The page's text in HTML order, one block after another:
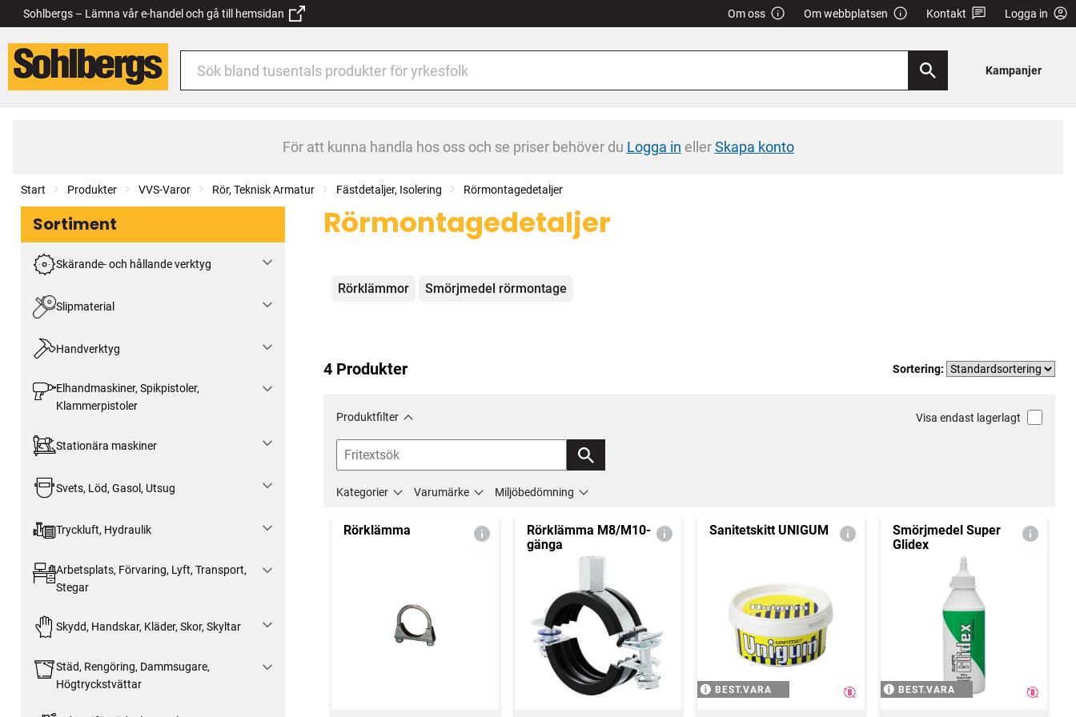
Sohlbergs – Lämna vår e-handel och gå till hemsidan Om oss Om webbplatsen Kontakt Logga in
Kampanjer
För att kunna handla hos oss och se priser behöver du Logga in ellerSkapa konto
Start Produkter VVS-Varor Rör, Teknisk Armatur Fästdetaljer, Isolering Rörmontagedetaljer
Sortiment
Skärande- och hållande verktyg
Slipmaterial
Handverktyg
Elhandmaskiner, Spikpistoler,
Klammerpistoler
Stationära maskiner
Svets, Löd, Gasol, Utsug
Tryckluft, Hydraulik
Arbetsplats, Förvaring, Lyft, Transport,
Stegar
Skydd, Handskar, Kläder, Skor, Skyltar
Städ, Rengöring, Dammsugare,
Högtryckstvättar
Rörmontagedetaljer
Kategorier
Rörklämmor Smörjmedel rörmontage
4 Produkter Sortering:
Produktfilter Visa endast lagerlagt
Kategorier Varumärke Miljöbedömning
Rörklämma
Rörklämma M8/M10-
gänga
Sanitetskitt UNIGUM
BEST.VARA
Smörjmedel Super
Glidex
BEST.VARA